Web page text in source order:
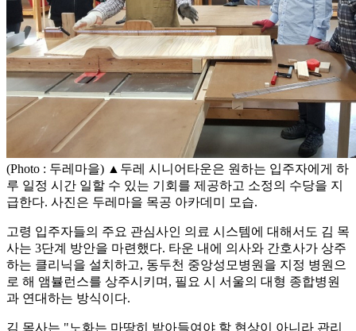
(Photo : 두레마을) ▲두레 시니어타운은 원하는 입주자에게 하
루 일정 시간 일할 수 있는 기회를 제공하고 소정의 수당을 지
급한다. 사진은 두레마을 목공 아카데미 모습.
고령 입주자들의 주요 관심사인 의료 시스템에 대해서도 김 목
사는 3단계 방안을 마련했다. 타운 내에 의사와 간호사가 상주
하는 클리닉을 설치하고, 동두천 중앙성모병원을 지정 병원으
로 해 앰뷸런스를 상주시키며, 필요 시 서울의 대형 종합병원
과 연대하는 방식이다.
김 목사는 "노화는 마땅히 받아들여야 할 현상이 아니라 관리